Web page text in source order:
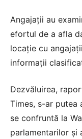
Angajații au
efortul de a afla
locație cu
informații
Dezvăluirea,
Times, s-ar putea
se confruntă la
parlamentarilor și